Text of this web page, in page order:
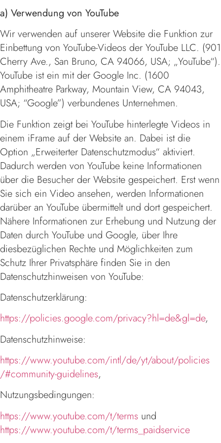
a) Verwendung von YouTube
Wir verwenden auf unserer Website die Funktion zur
Einbettung von YouTube-Videos der YouTube LLC. (901
Cherry Ave., San Bruno, CA 94066, USA; „YouTube“).
YouTube ist ein mit der Google Inc. (1600
Amphitheatre Parkway, Mountain View, CA 94043,
USA; “Google”) verbundenes Unternehmen.
Die Funktion zeigt bei YouTube hinterlegte Videos in
einem iFrame auf der Website an. Dabei ist die
Option „Erweiterter Datenschutzmodus“ aktiviert.
Dadurch werden von YouTube keine Informationen
über die Besucher der Website gespeichert. Erst wenn
Sie sich ein Video ansehen, werden Informationen
darüber an YouTube übermittelt und dort gespeichert.
Nähere Informationen zur Erhebung und Nutzung der
Daten durch YouTube und Google, über Ihre
diesbezüglichen Rechte und Möglichkeiten zum
Schutz Ihrer Privatsphäre finden Sie in den
Datenschutzhinweisen von YouTube:
Datenschutzerklärung:
https://policies.google.com/privacy?hl=de&gl=de,
Datenschutzhinweise:
https://www.youtube.com/intl/de/yt/about/policies­
/#community-guidelines,
Nutzungsbedingungen:
https://www.youtube.com/t/terms und
https://www.youtube.com/t/terms_paidservice